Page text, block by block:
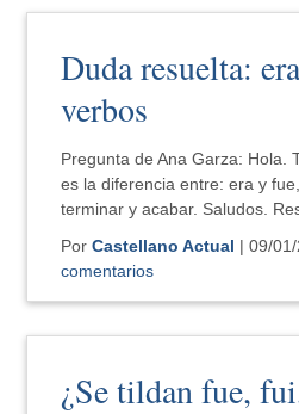
Duda resuelta:
verbos
Pregunta de Ana Garza: Hola.
es la diferencia entre: era y
terminar y acabar. Saludos.
PorCastellano Actual | 09/
comentarios
¿Se tildan fue,